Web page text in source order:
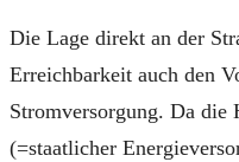
Die Lage direkt an der
Erreichbarkeit auch den
Stromversorgung. Da
(=staatlicher